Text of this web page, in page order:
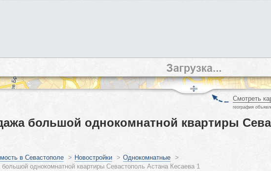
Смотреть
география
большой однокомнатной квартиры
в Севастополе > Новостройки > Однокомнатные >
однокомнатной квартиры Севастополь Астана Кесаева 1